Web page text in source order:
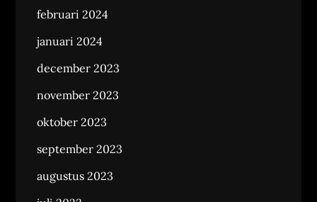
februari 2024
januari 2024
december 2023
november 2023
oktober 2023
september 2023
augustus 2023